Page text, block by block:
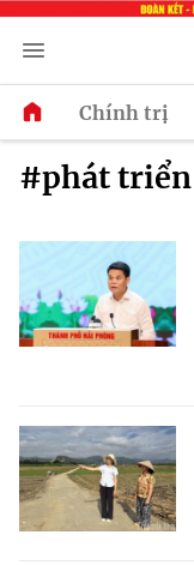
Chính trị
#phát triển